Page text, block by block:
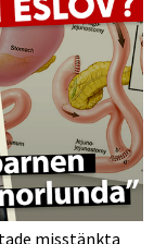
misstänkta